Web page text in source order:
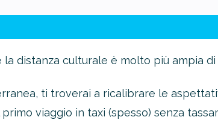
distanza culturale è molto più ampia
ti troverai a ricalibrare le
viaggio in taxi (spesso) senza